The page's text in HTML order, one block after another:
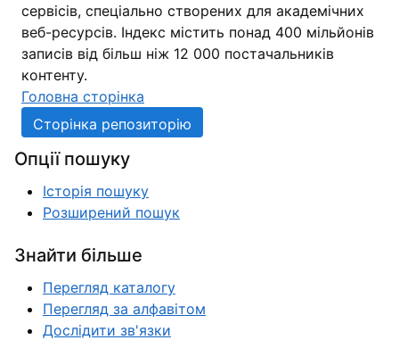
сервісів, спеціально створених для академічних
веб-ресурсів. Індекс містить понад 400 мільйонів
записів від більш ніж 12 000 постачальників
контенту.
Головна сторінка
Сторінка репозиторію
Опції пошуку
Історія пошуку
Розширений пошук
Знайти більше
Перегляд каталогу
Перегляд за алфавітом
Дослідити зв'язки